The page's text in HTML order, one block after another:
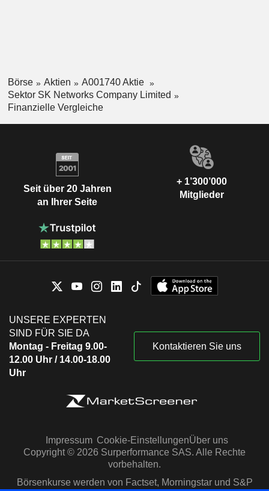
Börse Aktien
A001740 Aktie
Sektor SK Networks Company Limited
Finanzielle Vergleiche
Seit über 20 Jahren
an Ihrer Seite
+ 1’300’000
Mitglieder
UNSERE EXPERTEN
SIND FÜR SIE DA
Montag - Freitag 9.00-
12.00 Uhr / 14.00-18.00
Uhr
Kontaktieren Sie uns
Impressum Cookie-EinstellungenÜber uns
Copyright © 2026 Surperformance SAS. Alle Rechte
vorbehalten.
Börsenkurse werden von Factset, Morningstar und S&P